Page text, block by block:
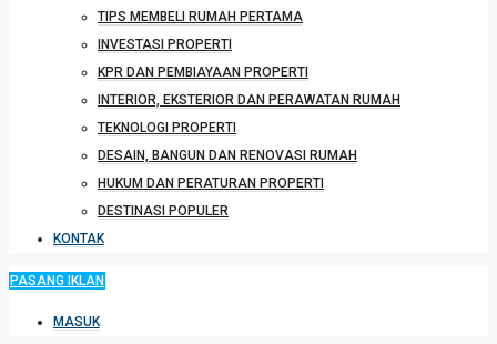
TIPS MEMBELI RUMAH PERTAMA
INVESTASI PROPERTI
KPR DAN PEMBIAYAAN PROPERTI
INTERIOR, EKSTERIOR DAN PERAWATAN RUMAH
TEKNOLOGI PROPERTI
DESAIN, BANGUN DAN RENOVASI RUMAH
HUKUM DAN PERATURAN PROPERTI
DESTINASI POPULER
KONTAK
PASANG IKLAN
MASUK